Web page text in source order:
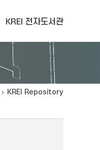
KREI 전자도서관
KREI Repository